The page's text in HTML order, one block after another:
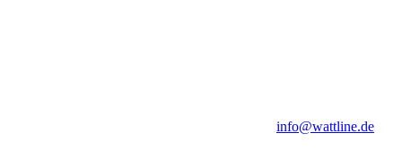
info@wattline.de